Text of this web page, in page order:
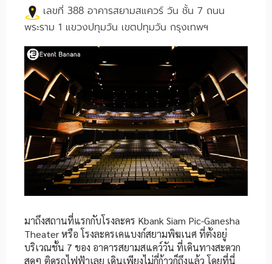
เลขที่ 388 อาคารสยามสแควร์ วัน ชั้น 7 ถนน
พระราม 1 แขวงปทุมวัน เขตปทุมวัน กรุงเทพฯ
มาถึงสถานที่แรกกับโรงละคร Kbank Siam Pic-Ganesha
Theater หรือ โรงละครเคแบงก์สยามพิฆเนศ ที่ตั้งอยู่
บริเวณชั้น 7 ของ อาคารสยามสแคว์วัน ที่เดินทางสะดวก
สุดๆ ติดรถไฟฟ้าเลย เดินเพียงไม่กี่ก้าวก็ถึงแล้ว โดยที่นี่